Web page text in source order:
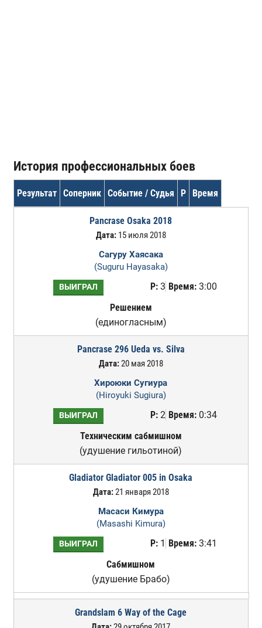
История профессиональных боев
Результат Соперник Событие / Судья Р Время
Pancrase Osaka 2018
Дата:15 июля 2018
Сагуру Хаясака
(Suguru Hayasaka)
ВЫИГРАЛ Р:3 Время:3:00
Решением
(единогласным)
Pancrase 296 Ueda vs. Silva
Дата:20 мая 2018
Хироюки Сугиура
(Hiroyuki Sugiura)
ВЫИГРАЛ Р:2 Время:0:34
Техническим сабмишном
(удушение гильотиной)
Gladiator Gladiator 005 in Osaka
Дата:21 января 2018
Масаси Кимура
(Masashi Kimura)
ВЫИГРАЛ Р:1 Время:3:41
Сабмишном
(удушение Брабо)
Grandslam 6 Way of the Cage